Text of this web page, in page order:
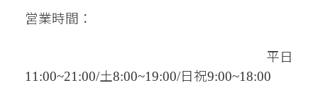
営業時間：
平日
11:00~21:00/土8:00~19:00/日祝9:00~18:00